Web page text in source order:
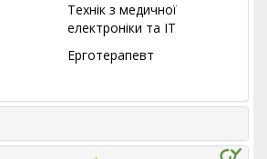
Технік з медичної
електроніки та ІТ
Ерготерапевт